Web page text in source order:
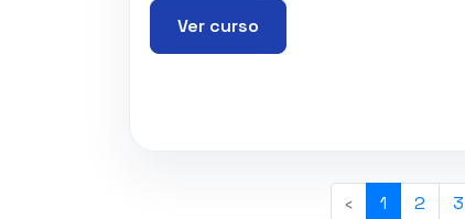
Ver curso
‹ 1 2 3